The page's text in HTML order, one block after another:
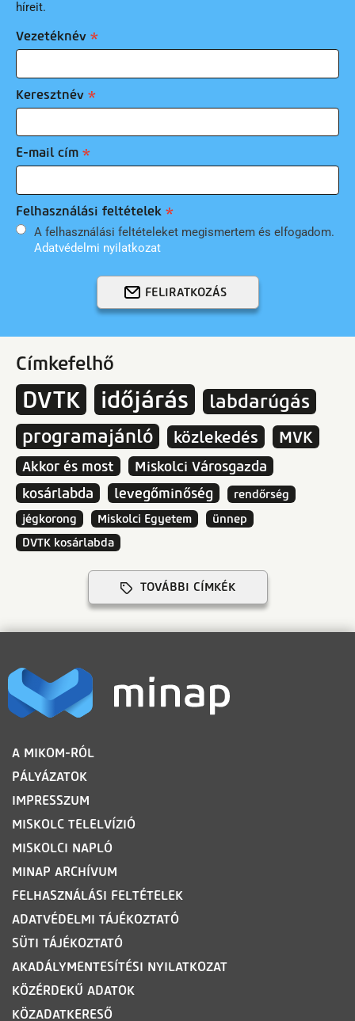
híreit.
Vezetéknév
Keresztnév
E-mail cím
Felhasználási feltételek
A felhasználási feltételeket megismertem és elfogadom.
Adatvédelmi nyilatkozat
FELIRATKOZÁS
Címkefelhő
DVTK időjárás
labdarúgás
programajánló
közlekedés MVK
Akkor és most
Miskolci Városgazda
kosárlabda
levegőminőség
rendőrség
jégkorong
Miskolci Egyetem
ünnep
DVTK kosárlabda
TOVÁBBI CÍMKÉK
LÁBLÉC
A MIKOM-RÓL
PÁLYÁZATOK
IMPRESSZUM
MISKOLC TELELVÍZIÓ
MISKOLCI NAPLÓ
MINAP ARCHÍVUM
FELHASZNÁLÁSI FELTÉTELEK
ADATVÉDELMI TÁJÉKOZTATÓ
SÜTI TÁJÉKOZTATÓ
AKADÁLYMENTESÍTÉSI NYILATKOZAT
KÖZÉRDEKŰ ADATOK
KÖZADATKERESŐ